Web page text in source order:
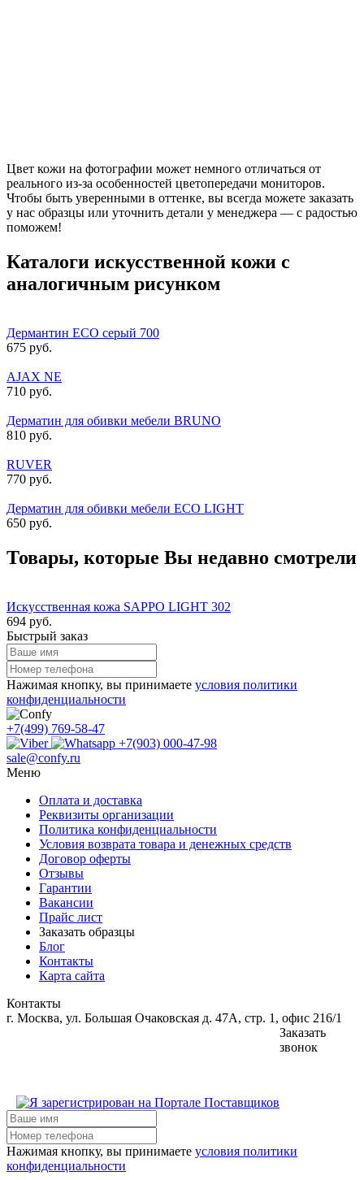
Цвет кожи на фотографии может немного отличаться от
реального из-за особенностей цветопередачи мониторов.
Чтобы быть уверенными в оттенке, вы всегда можете заказать
у нас образцы или уточнить детали у менеджера — с радостью
поможем!
Каталоги искусственной кожи с
аналогичным рисунком
Дермантин ECO серый 700
675 руб.
AJAX NE
710 руб.
Дерматин для обивки мебели BRUNO
810 руб.
RUVER
770 руб.
Дерматин для обивки мебели ECO LIGHT
650 руб.
Товары, которые Вы недавно смотрели
Искусственная кожа SAPPO LIGHT 302
694 руб.
Быстрый заказ
Нажимая кнопку, вы принимаете условия политики
конфиденциальности
+7(499) 769-58-47
+7(903) 000-47-98
sale@confy.ru
Меню
Оплата и доставка
Реквизиты организации
Политика конфиденциальности
Условия возврата товара и денежных средств
Договор оферты
Отзывы
Гарантии
Вакансии
Прайс лист
Заказать образцы
Блог
Контакты
Карта сайта
Контакты
г. Москва, ул. Большая Очаковская д. 47А, стр. 1, офис 216/1
Заказать
звонок
Нажимая кнопку, вы принимаете условия политики
конфиденциальности